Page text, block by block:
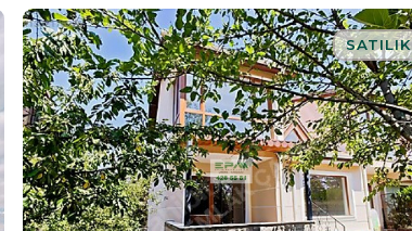
SATILIK